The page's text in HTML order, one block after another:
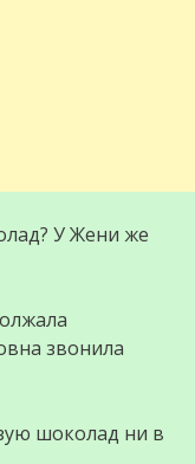
У Жени же
звонила
шоколад ни в